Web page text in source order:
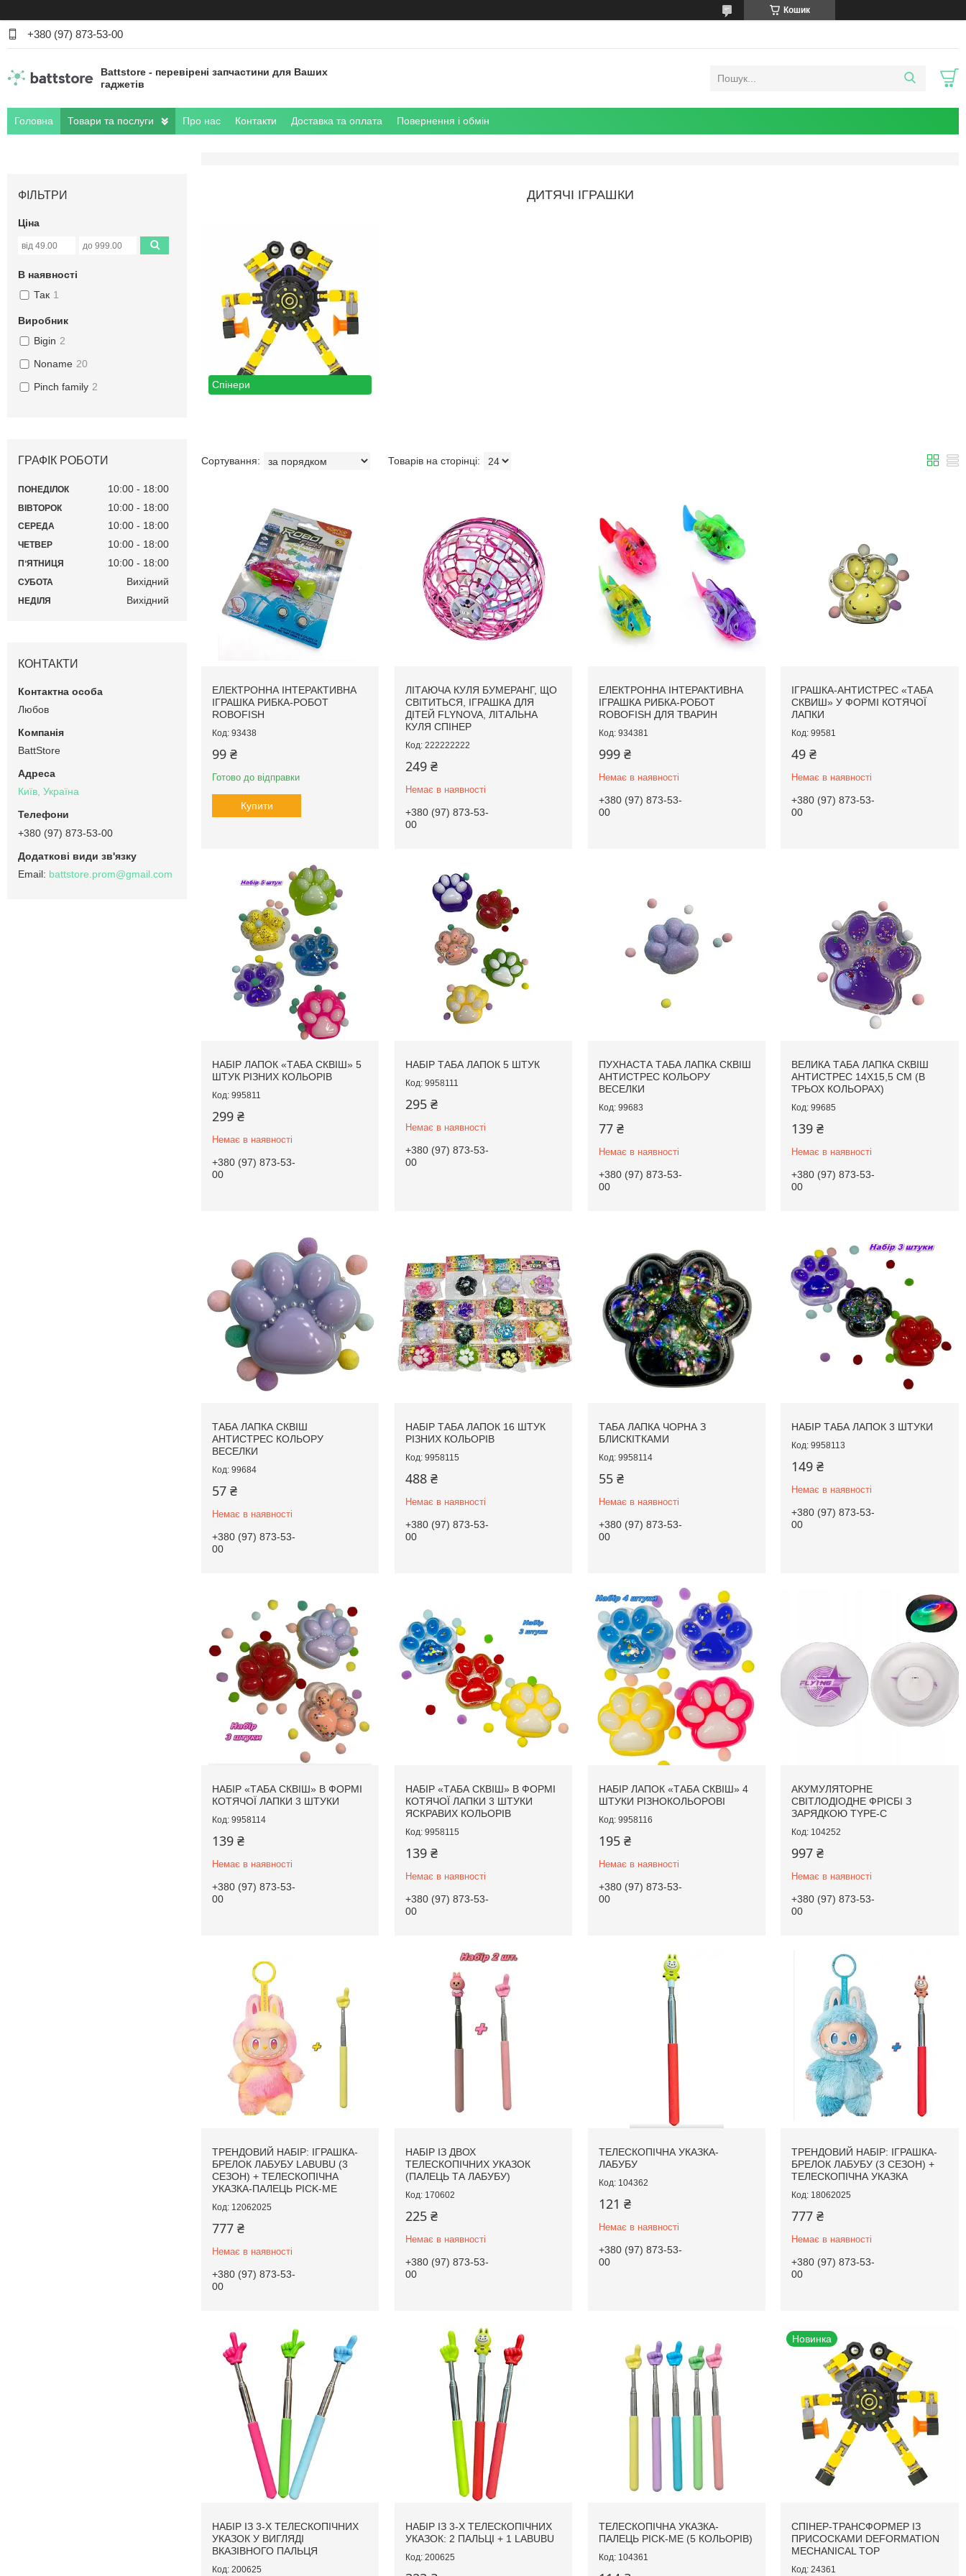
Кошик
+380 (97) 873-53-00
Battstore - перевірені запчастини для Ваших
гаджетів
Головна Товари та послуги Про нас Контакти Доставка та оплата Повернення і обмін
ДИТЯЧІ ІГРАШКИ
Спінери
ЕЛЕКТРОННА ІНТЕРАКТИВНА
ІГРАШКА РИБКА-РОБОТ
ROBOFISH
93438
99 ₴
Готово до відправки
Купити
ЛІТАЮЧА КУЛЯ БУМЕРАНГ, ЩО
СВІТИТЬСЯ, ІГРАШКА ДЛЯ
ДІТЕЙ FLYNOVA, ЛІТАЛЬНА
КУЛЯ СПІНЕР
222222222
249 ₴
Немає в наявності
+380 (97) 873-53-
00
ЕЛЕКТРОННА ІНТЕРАКТИВНА
ІГРАШКА РИБКА-РОБОТ
ROBOFISH ДЛЯ ТВАРИН
934381
999 ₴
Немає в наявності
+380 (97) 873-53-
00
ІГРАШКА-АНТИСТРЕС «ТАБА
СКВИШ» У ФОРМІ КОТЯЧОЇ
ЛАПКИ
99581
49 ₴
Немає в наявності
+380 (97) 873-53-
00
НАБІР ЛАПОК «ТАБА СКВІШ» 5
ШТУК РІЗНИХ КОЛЬОРІВ
995811
299 ₴
Немає в наявності
+380 (97) 873-53-
00
НАБІР ТАБА ЛАПОК 5 ШТУК
9958111
295 ₴
Немає в наявності
+380 (97) 873-53-
00
ПУХНАСТА ТАБА ЛАПКА СКВІШ
АНТИСТРЕС КОЛЬОРУ
ВЕСЕЛКИ
99683
77 ₴
Немає в наявності
+380 (97) 873-53-
00
ВЕЛИКА ТАБА ЛАПКА СКВІШ
АНТИСТРЕС 14Х15,5 СМ (В
ТРЬОХ КОЛЬОРАХ)
99685
139 ₴
Немає в наявності
+380 (97) 873-53-
00
ТАБА ЛАПКА СКВІШ
АНТИСТРЕС КОЛЬОРУ
ВЕСЕЛКИ
99684
57 ₴
Немає в наявності
+380 (97) 873-53-
00
НАБІР ТАБА ЛАПОК 16 ШТУК
РІЗНИХ КОЛЬОРІВ
9958115
488 ₴
Немає в наявності
+380 (97) 873-53-
00
ТАБА ЛАПКА ЧОРНА З
БЛИСКІТКАМИ
9958114
55 ₴
Немає в наявності
+380 (97) 873-53-
00
НАБІР ТАБА ЛАПОК 3 ШТУКИ
9958113
149 ₴
Немає в наявності
+380 (97) 873-53-
00
НАБІР «ТАБА СКВІШ» В ФОРМІ
КОТЯЧОЇ ЛАПКИ 3 ШТУКИ
9958114
139 ₴
Немає в наявності
+380 (97) 873-53-
00
НАБІР «ТАБА СКВІШ» В ФОРМІ
КОТЯЧОЇ ЛАПКИ 3 ШТУКИ
ЯСКРАВИХ КОЛЬОРІВ
9958115
139 ₴
Немає в наявності
+380 (97) 873-53-
00
НАБІР ЛАПОК «ТАБА СКВІШ» 4
ШТУКИ РІЗНОКОЛЬОРОВІ
9958116
195 ₴
Немає в наявності
+380 (97) 873-53-
00
АКУМУЛЯТОРНЕ
СВІТЛОДІОДНЕ ФРІСБІ З
ЗАРЯДКОЮ TYPE-C
104252
997 ₴
Немає в наявності
+380 (97) 873-53-
00
ТРЕНДОВИЙ НАБІР: ІГРАШКА-
БРЕЛОК ЛАБУБУ LABUBU (3
СЕЗОН) + ТЕЛЕСКОПІЧНА
УКАЗКА-ПАЛЕЦЬ PICK-ME
12062025
777 ₴
Немає в наявності
+380 (97) 873-53-
00
НАБІР ІЗ ДВОХ
ТЕЛЕСКОПІЧНИХ УКАЗОК
(ПАЛЕЦЬ ТА ЛАБУБУ)
170602
225 ₴
Немає в наявності
+380 (97) 873-53-
00
ТЕЛЕСКОПІЧНА УКАЗКА-
ЛАБУБУ
104362
121 ₴
Немає в наявності
+380 (97) 873-53-
00
ТРЕНДОВИЙ НАБІР: ІГРАШКА-
БРЕЛОК ЛАБУБУ (3 СЕЗОН) +
ТЕЛЕСКОПІЧНА УКАЗКА
18062025
777 ₴
Немає в наявності
+380 (97) 873-53-
00
НАБІР ІЗ 3-Х ТЕЛЕСКОПІЧНИХ
УКАЗОК У ВИГЛЯДІ
ВКАЗІВНОГО ПАЛЬЦЯ
200625
НАБІР ІЗ 3-Х ТЕЛЕСКОПІЧНИХ
УКАЗОК: 2 ПАЛЬЦІ + 1 LABUBU
200625
ТЕЛЕСКОПІЧНА УКАЗКА-
ПАЛЕЦЬ PICK-ME (5 КОЛЬОРІВ)
104361
Новинка
СПІНЕР-ТРАНСФОРМЕР ІЗ
ПРИСОСКАМИ DEFORMATION
MECHANICAL TOP
24361
ФІЛЬТРИ
Ціна
В наявності
Так 1
Виробник
Bigin 2
Noname 20
Pinch family 2
ГРАФІК РОБОТИ
ПОНЕДІЛОК 10:00 18:00
ВІВТОРОК 10:00 18:00
СЕРЕДА 10:00 18:00
ЧЕТВЕР 10:00 18:00
ПʼЯТНИЦЯ 10:00 18:00
СУБОТА Вихідний
НЕДІЛЯ Вихідний
КОНТАКТИ
Любов
BattStore
Київ, Україна
+380 (97) 873-53-00
battstore.prom@gmail.com